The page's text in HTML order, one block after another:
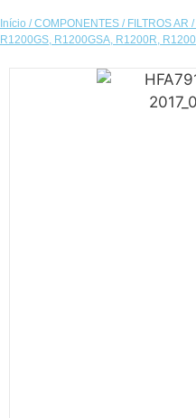
Início /COMPONENTES / FILTROS AR
R1200GS, R1200GSA, R1200R,